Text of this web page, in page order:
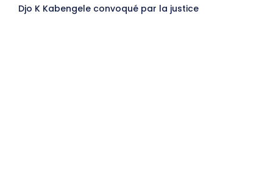
Djo K Kabengele convoqué par la justice